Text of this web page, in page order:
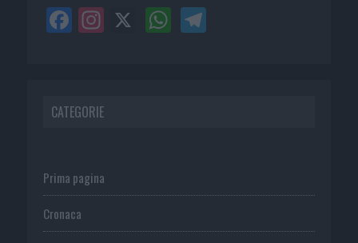
CATEGORIE
Prima pagina
Cronaca